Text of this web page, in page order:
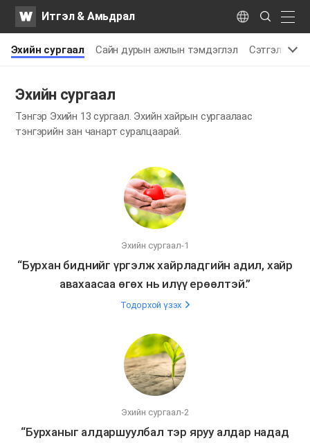
WATVИтгэл & Амьдрал Language
Search
Submit
Эхийн сургаал Сайн дурын ажлын тэмдэглэл Сэтгэлийн
Эхийн сургаал
Тэнгэр Эхийн 13 сургаал. Эхийн хайрын сургаалаас
тэнгэрийн зан чанарт суралцаарай.
Эхийн сургаал-1
“Бурхан биднийг үргэлж хайрладгийн адил, хайр
авахаасаа өгөх нь илүү ерөөлтэй.”
Тодорхой үзэх
Эхийн сургаал-2
“Бурханыг алдаршуулбал тэр яруу алдар надад